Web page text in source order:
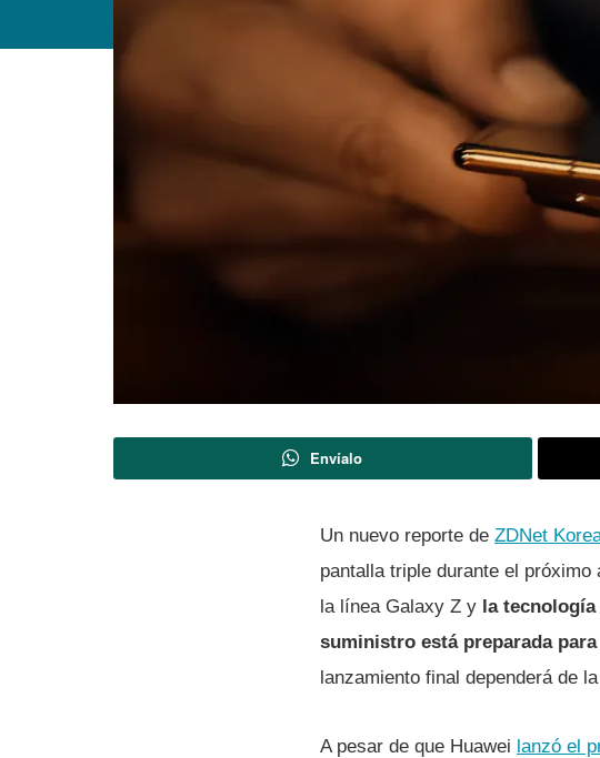
Envíalo
Un nuevo reporte de ZDNet
pantalla triple durante el
la línea Galaxy Z y la
suministro está preparada
lanzamiento final dependerá de
A pesar de que Huawei lanzó el